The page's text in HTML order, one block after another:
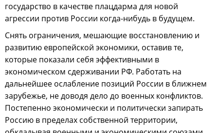
государство в качестве плацдарма для новой
агрессии против России когда-нибудь в будущем.
Снять ограничения, мешающие восстановлению и
развитию европейской экономики, оставив те,
которые показали себя эффективными в
экономическом сдерживании РФ. Работать на
дальнейшее ослабление позиций России в ближнем
зарубежье, не доводя дело до военных конфликтов.
Постепенно экономически и политически запирать
Россию в пределах собственной территории,